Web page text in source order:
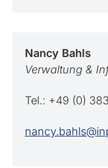
Nancy Bahls
Verwaltung &
Tel.: +49 (0)